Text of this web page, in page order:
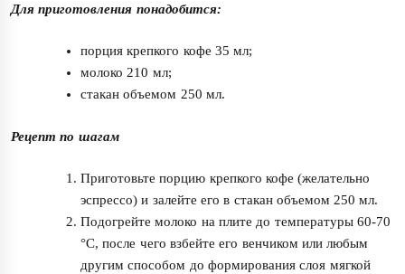
Для приготовления понадобится:
порция крепкого кофе 35 мл;
молоко 210 мл;
стакан объемом 250 мл.
Рецепт по шагам
Приготовьте порцию крепкого кофе (желательно
эспрессо) и залейте его в стакан объемом 250 мл.
Подогрейте молоко на плите до температуры 60-70
°C, после чего взбейте его венчиком или любым
другим способом до формирования слоя мягкой